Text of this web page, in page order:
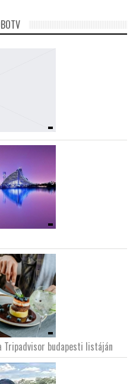
Tripadvisor budapesti listáján